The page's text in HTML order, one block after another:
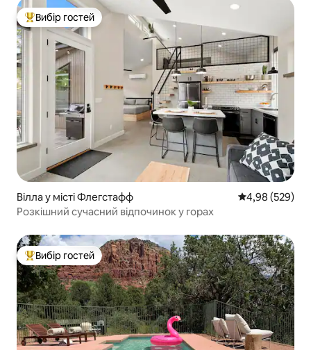
Топ вибір гостей
Вибір гостей
Вілла у місті Флегстафф Середня
4,98 (529)
Розкішний сучасний відпочинок у горах
Топ вибір гостей
Вибір гостей